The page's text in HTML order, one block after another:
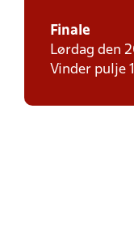
Finale
Lørdag den
Vinder pulje